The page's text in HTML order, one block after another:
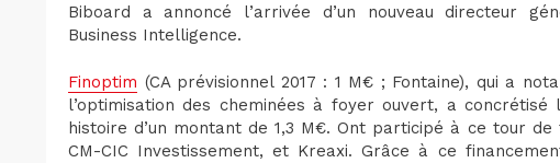
Biboard a annoncé l’arrivée d’un nouveau directeur
Business Intelligence.
Finoptim (CA prévisionnel 2017 : 1 M€ ; Fontaine), qui a
l’optimisation des cheminées à foyer ouvert, a
histoire d’un montant de 1,3 M€. Ont participé à ce tour
CM-CIC Investissement, et Kreaxi. Grâce à ce